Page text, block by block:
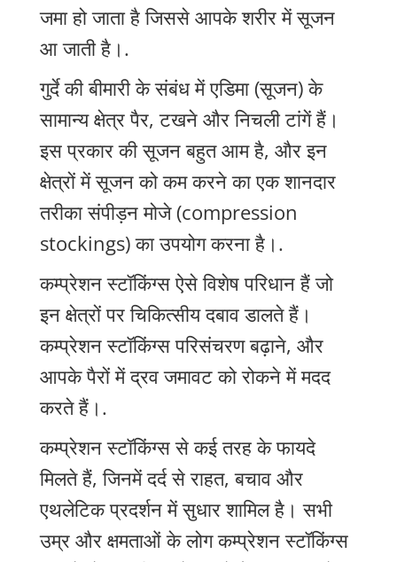
जमा हो जाता है जिससे आपके शरीर में सूजन
आ जाती है।.
गुर्दे की बीमारी के संबंध में एडिमा (सूजन) के
सामान्य क्षेत्र पैर, टखने और निचली टांगें हैं।
इस प्रकार की सूजन बहुत आम है, और इन
क्षेत्रों में सूजन को कम करने का एक शानदार
तरीका संपीड़न मोजे (compression
stockings) का उपयोग करना है।.
कम्प्रेशन स्टॉकिंग्स ऐसे विशेष परिधान हैं जो
इन क्षेत्रों पर चिकित्सीय दबाव डालते हैं।
कम्प्रेशन स्टॉकिंग्स परिसंचरण बढ़ाने, और
आपके पैरों में द्रव जमावट को रोकने में मदद
करते हैं।.
कम्प्रेशन स्टॉकिंग्स से कई तरह के फायदे
मिलते हैं, जिनमें दर्द से राहत, बचाव और
एथलेटिक प्रदर्शन में सुधार शामिल है। सभी
उम्र और क्षमताओं के लोग कम्प्रेशन स्टॉकिंग्स